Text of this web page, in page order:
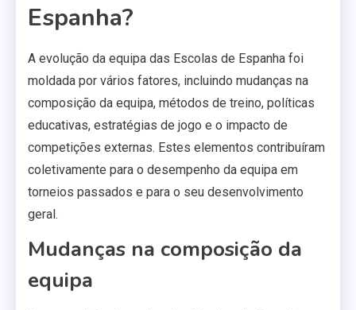
Espanha?
A evolução da equipa das Escolas de Espanha foi
moldada por vários fatores, incluindo mudanças na
composição da equipa, métodos de treino, políticas
educativas, estratégias de jogo e o impacto de
competições externas. Estes elementos contribuíram
coletivamente para o desempenho da equipa em
torneios passados e para o seu desenvolvimento
geral.
Mudanças na composição da
equipa